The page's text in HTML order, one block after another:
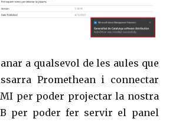
a qualsevol de les aules que
Promethean i connectar
per poder projectar la nostra
per poder fer servir el panel